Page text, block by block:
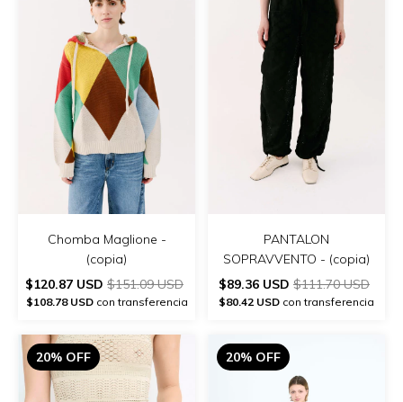
Chomba Maglione -
(copia)
$120.87 USD $151.09 USD
$108.78 USDcon transferencia
PANTALON
SOPRAVVENTO - (copia)
$89.36 USD $111.70 USD
$80.42 USD con transferencia
20% OFF 20% OFF